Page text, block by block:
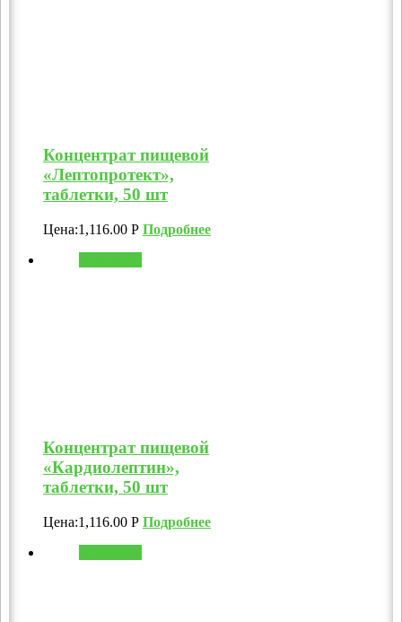
Концентрат пищевой
«Лептопротект»,
таблетки, 50 шт
Цена:1,116.00 Р Подробнее
Концентрат пищевой
«Кардиолептин»,
таблетки, 50 шт
Цена:1,116.00 Р Подробнее